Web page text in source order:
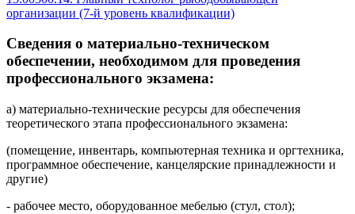
организации (7-й уровень квалификации)
Сведения о материально-техническом
обеспечении, необходимом для проведения
профессионального экзамена:
а) материально-технические ресурсы для обеспечения
теоретического этапа профессионального экзамена:
(помещение, инвентарь, компьютерная техника и оргтехника,
программное обеспечение, канцелярские принадлежности и
другие)
- рабочее место, оборудованное мебелью (стул, стол);